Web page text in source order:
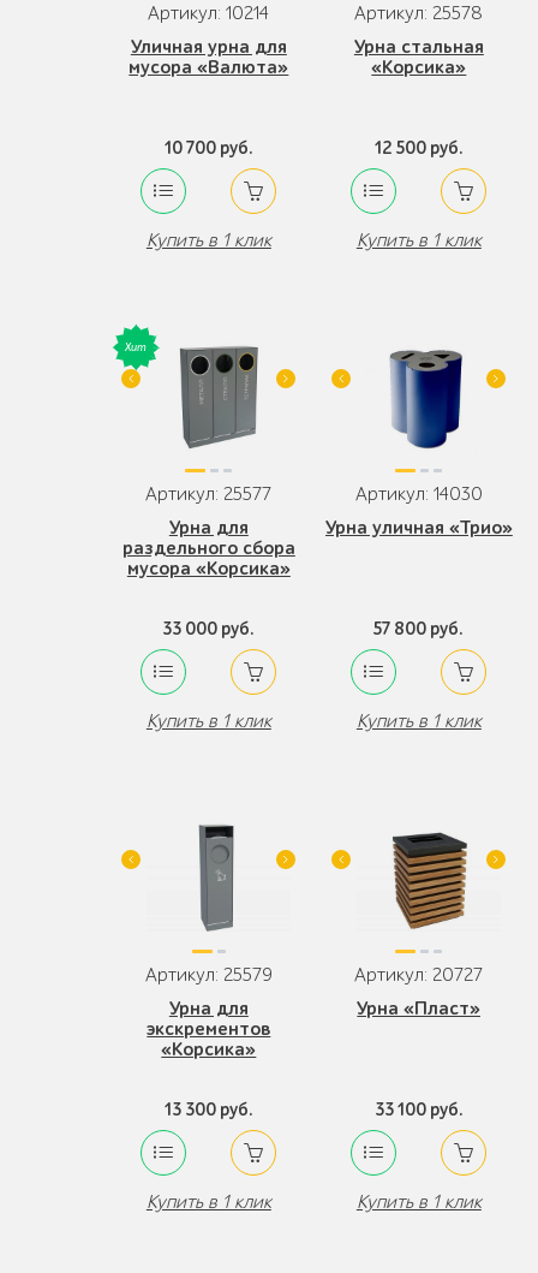
Артикул: 10214
Уличная урна для
мусора «Валюта»
10 700 руб.
Купить в 1 клик
Артикул: 25578
Урна стальная
«Корсика»
12 500 руб.
Купить в 1 клик
Артикул: 25577
Урна для
раздельного сбора
мусора «Корсика»
33 000 руб.
Купить в 1 клик
Артикул: 14030
Урна уличная «Трио»
57 800 руб.
Купить в 1 клик
Артикул: 25579
Урна для
экскрементов
«Корсика»
13 300 руб.
Купить в 1 клик
Артикул: 20727
Урна «Пласт»
33 100 руб.
Купить в 1 клик